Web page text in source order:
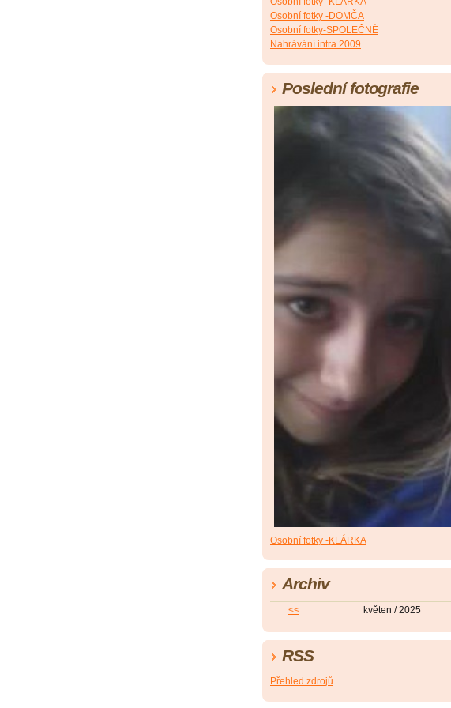
Osobní fotky -DOMČA
Osobní fotky-SPOLEČNÉ
Nahrávání intra 2009
Poslední fotografie
Osobní fotky -KLÁRKA
Archiv
<< květen / 2025
RSS
Přehled zdrojů